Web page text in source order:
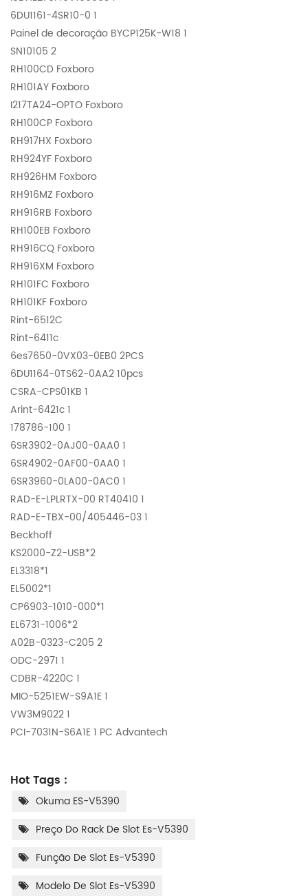
6DU1161-4SR10-0 1
Painel de decoração BYCP125K-W18 1
SN10105 2
RH100CD Foxboro
RH101AY Foxboro
I217TA24-OPTO Foxboro
RH100CP Foxboro
RH917HX Foxboro
RH924YF Foxboro
RH926HM Foxboro
RH916MZ Foxboro
RH916RB Foxboro
RH100EB Foxboro
RH916CQ Foxboro
RH916XM Foxboro
RH101FC Foxboro
RH101KF Foxboro
Rint-6512C
Rint-6411c
6es7650-0VX03-0EB0 2PCS
6DU1164-0TS62-0AA2 10pcs
CSRA-CPS01KB 1
Arint-6421c 1
178786-100 1
6SR3902-0AJ00-0AA0 1
6SR4902-0AF00-0AA0 1
6SR3960-0LA00-0AC0 1
RAD-E-LPLRTX-00 RT40410 1
RAD-E-TBX-00/405446-03 1
Beckhoff
KS2000-Z2-USB*2
EL3318*1
EL5002*1
CP6903-1010-000*1
EL6731-1006*2
A02B-0323-C205 2
ODC-2971 1
CDBR-4220C 1
MIO-5251EW-S9A1E 1
VW3M9022 1
PCI-7031N-S6A1E 1 PC Advantech
Hot Tags :
Okuma ES-V5390
Preço Do Rack De Slot Es-V5390
Função De Slot Es-V5390
Modelo De Slot Es-V5390